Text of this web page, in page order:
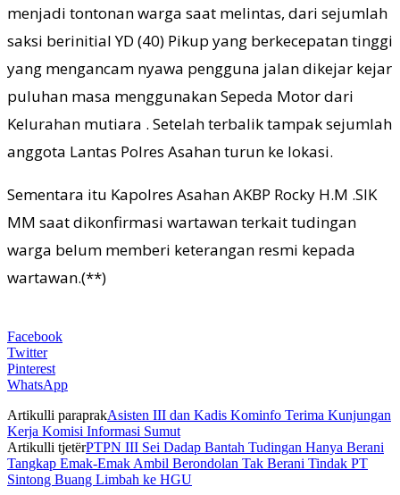
menjadi tontonan warga saat melintas, dari sejumlah
saksi berinitial YD (40) Pikup yang berkecepatan tinggi
yang mengancam nyawa pengguna jalan dikejar kejar
puluhan masa menggunakan Sepeda Motor dari
Kelurahan mutiara . Setelah terbalik tampak sejumlah
anggota Lantas Polres Asahan turun ke lokasi.
Sementara itu Kapolres Asahan AKBP Rocky H.M .SIK
MM saat dikonfirmasi wartawan terkait tudingan
warga belum memberi keterangan resmi kepada
wartawan.(**)
Facebook
Twitter
Pinterest
WhatsApp
Artikulli paraprakAsisten III dan Kadis Kominfo Terima Kunjungan
Kerja Komisi Informasi Sumut
Artikulli tjetërPTPN III Sei Dadap Bantah Tudingan Hanya Berani
Tangkap Emak-Emak Ambil Berondolan Tak Berani Tindak PT
Sintong Buang Limbah ke HGU